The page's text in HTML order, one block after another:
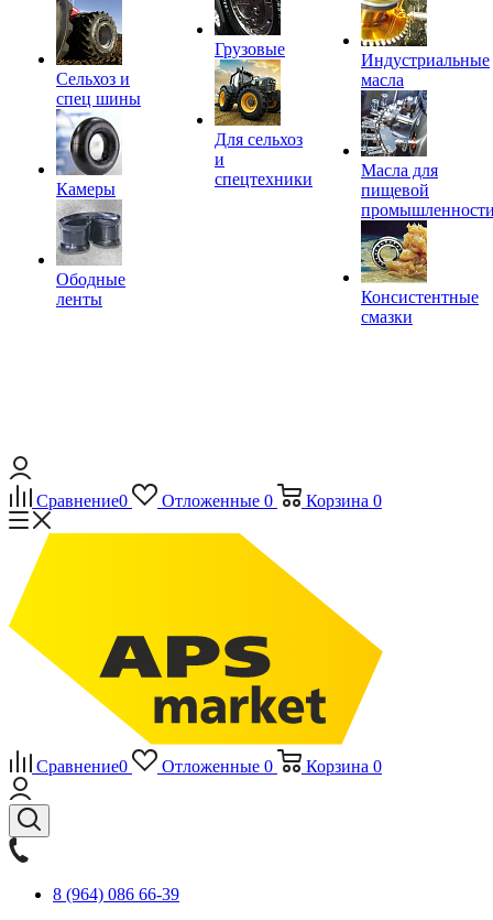
Сельхоз и
спец шины
Камеры
Ободные
ленты
Грузовые
Для сельхоз
и
спецтехники
Индустриальные
масла
Масла для
пищевой
Консистентные
смазки
Сравнение0 Отложенные 0 Корзина 0
Сравнение0 Отложенные 0 Корзина 0
8 (964) 086 66-39